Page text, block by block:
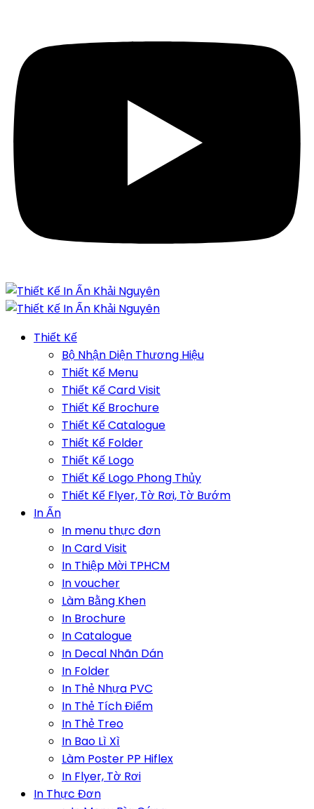
Thiết Kế
Bộ Nhận Diện Thương Hiệu
Thiết Kế Menu
Thiết Kế Card Visit
Thiết Kế Brochure
Thiết Kế Catalogue
Thiết Kế Folder
Thiết Kế Logo
Thiết Kế Logo Phong Thủy
Thiết Kế Flyer, Tờ Rơi, Tờ Bướm
In Ấn
In menu thực đơn
In Card Visit
In Thiệp Mời TPHCM
In voucher
Làm Bằng Khen
In Brochure
In Catalogue
In Decal Nhãn Dán
In Folder
In Thẻ Nhựa PVC
In Thẻ Tích Điểm
In Thẻ Treo
In Bao Lì Xì
Làm Poster PP Hiflex
In Flyer, Tờ Rơi
In Thực Đơn